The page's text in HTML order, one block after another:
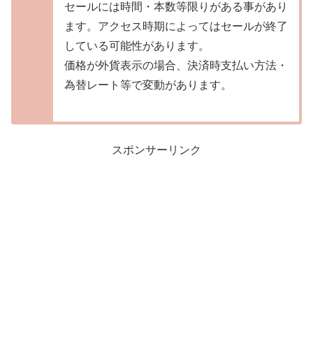
セールには時間・本数等限りがある事があり
ます。アクセス時期によってはセールが終了
している可能性があります。
価格が外貨表示の場合、決済時支払い方法・
為替レート等で変動があります。
スポンサーリンク